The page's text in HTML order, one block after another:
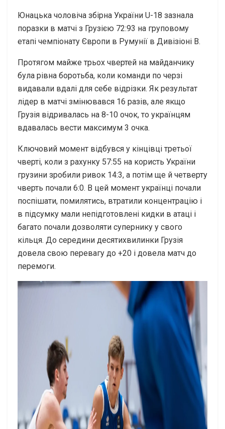
Юнацька чоловіча збірна України U-18 зазнала
поразки в матчі з Грузією 72:93 на груповому
етапі чемпіонату Європи в Румунії в Дивізіоні В.
Протягом майже трьох чвертей на майданчику
була рівна боротьба, коли команди по черзі
видавали вдалі для себе відрізки. Як результат
лідер в матчі змінювався 16 разів, але якщо
Грузія відривалась на 8-10 очок, то українцям
вдавалась вести максимум 3 очка.
Ключовий момент відбувся у кінцівці третьої
чверті, коли з рахунку 57:55 на користь України
грузини зробили ривок 14:3, а потім ще й четверту
чверть почали 6:0. В цей момент українці почали
поспішати, помилятись, втратили концентрацію і
в підсумку мали непідготовлені кидки в атаці і
багато почали дозволяти супернику у свого
кільця. До середини десятихвилинки Грузія
довела свою перевагу до +20 і довела матч до
перемоги.